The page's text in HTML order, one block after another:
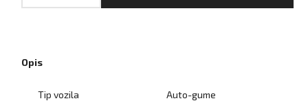
KATALOZI
Opis
Tip vozila Auto-gume